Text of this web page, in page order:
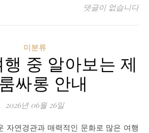
댓글이 없습니다
미분류
중 알아보는 제
싸롱 안내
2026년 06월 26일